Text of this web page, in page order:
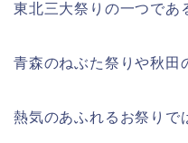
東北三大祭りの一つであ
青森のねぶた祭りや秋田
熱気のあふれるお祭りで